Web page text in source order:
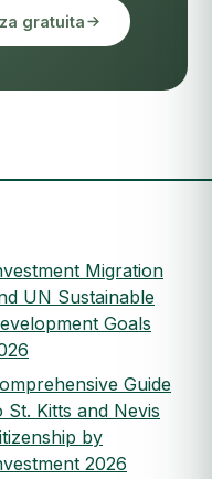
gratuita
Migration
UN Sustainable
Goals
Guide
St. Kitts and Nevis
by
2026